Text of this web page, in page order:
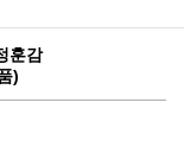
훈감
)